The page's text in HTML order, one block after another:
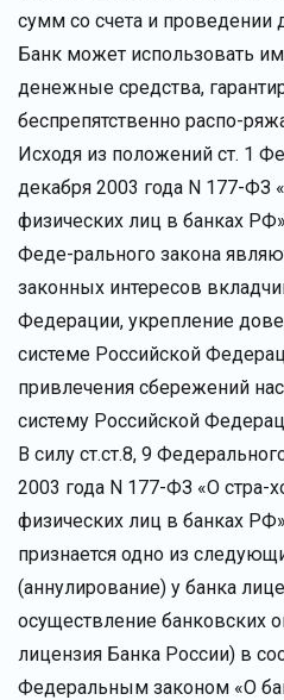
сумм со счета и проведении
Банк может использовать
денежные средства,
беспрепятственно распо-
Исходя из положений ст. 1
декабря 2003 года N 177-ФЗ
физических лиц в банках
Феде-рального закона
законных интересов
Федерации, укрепление
системе Российской
привлечения сбережений
систему Российской
В силу ст.ст.8, 9
2003 года N 177-ФЗ «О стра-
физических лиц в банках
признается одно из
(аннулирование) у банка
осуществление банковских
лицензия Банка России) в
Федеральным законом «О